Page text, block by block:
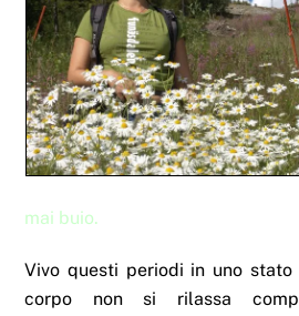
mai buio.
Vivo questi periodi in uno
corpo non si rilassa